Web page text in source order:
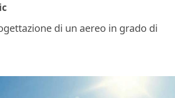
di un aereo in grado di